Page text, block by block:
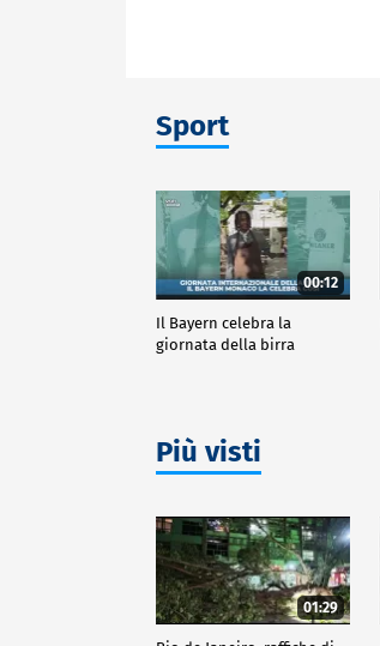
Sport
00:12
Il Bayern celebra la
giornata della birra
Più visti
01:29